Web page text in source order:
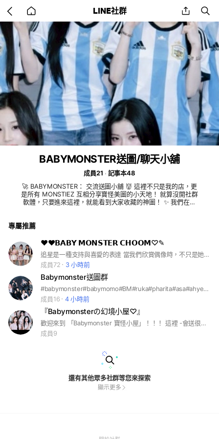
back
to
home
LINE社群 share
BABYMONSTER送圖/聊天小舖
成員21
記事本48
🚀 BABYMONSTER： 交流送圖小舖 👹 這裡不只是我的店，更
是所有 MONSTIEZ 互相分享寶怪美圖的小天地！ 就算沒開社群
軟體，只要進來這裡，就能看到大家收藏的神圖！ ✨ 我們在這
rita, Asa, Ahyeon, Rami, Rora, Chiquita 的美照。 🗣️ 純粹聊
點。 📜 入群小規則： 大方分享： 有好圖別藏私，歡迎直接傳到
群組或存入相簿。 禁止吵架： 這裡只有對女孩們的愛，嚴禁任
何引戰與不禮貌行為。 保持安靜： 建議開啟「靜音」，有空再
來看看大家分享了什麼新寶藏。 💬 報到小任務： 剛進來的朋
友，快傳一張你最喜歡的 BABYMONSTER 圖片跟大家打招呼
吧！ Let’s go up together! 🚀👹可當管！ 👑 管理團隊： 總
管：[Rita🪩] (負責尋寶美圖與規劃) 副管：[蘋果紅茶] (我最重
要的閨蜜，負責群組秩序與新人禮發放)
專屬推薦
❤︎♥︎𝗕𝗔𝗕𝗬 𝗠𝗢𝗡𝗦𝗧𝗘𝗥 𝗖𝗛𝗢𝗢𝗠♡✎
追星是一種支持與喜愛的表達 當我們欣賞偶像時，不只是她們的外貌與名氣，更是因為她們的努力，堅持與才華帶來的感動，追星能讓我們學會努力，因為偶像成功後面都有無數汗水，她們也能給我們力量，在難過時透過歌曲、做品感到安慰，追星不是盲目崇拜，而是從偶像身上找到榜樣，激勵自己追求夢想。
成員72
3 小時前
Babymonster送圖群
#babymonster#babymomo#BM#ruka#pharita#asa#ahyeon#rami#rora#chiquita#baemon#monstiez#寶怪#寶寶怪獸#寶貝怪獸#露#塔#角#賢#藍#茶仁#柒#🦥#🦌#🐰#🦋#🐬#🐼#🐈‍⬛
成員16
4 小時前
『Babymonsterの幻境小屋♡』
歡迎來到 「Babymonster 寶怪小屋」！！！ 這裡 -會送很多Babymonster的更新照片和影片 -會不定期送圖和分享福利 ｜ -走進來一起玩、一起存圖和影片、一起聊天 -快進來和MONSTIEZ一起討論、分享和應援吧 ～～～～～～～～～～～～～～～ 本群 ①會送新人禮💝 ②不會有退任 ❤️ ③沒有禁言🩶 ④是免宣拐的 （可宣群、拐人）🤍 ⑤會不定時送圖🩷 創群日2026/1/31 #Babymonster#寶怪#Monstiez #Ahyeon#Ruka#Rora #Chiquita#Pharita#Rami#Asa
成員9
還有其他眾多社群等您來探索
顯示更多